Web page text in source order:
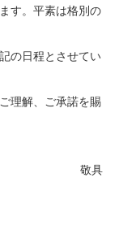
す。平素は格別の
の日程とさせてい
理解、ご承諾を賜
敬具